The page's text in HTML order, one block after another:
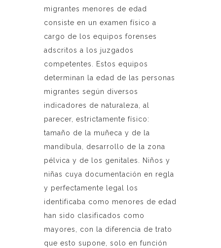
migrantes menores de edad
consiste en un examen físico a
cargo de los equipos forenses
adscritos a los juzgados
competentes. Estos equipos
determinan la edad de las personas
migrantes según diversos
indicadores de naturaleza, al
parecer, estrictamente físico:
tamaño de la muñeca y de la
mandíbula, desarrollo de la zona
pélvica y de los genitales. Niños y
niñas cuya documentación en regla
y perfectamente legal los
identificaba como menores de edad
han sido clasificados como
mayores, con la diferencia de trato
que esto supone, solo en función